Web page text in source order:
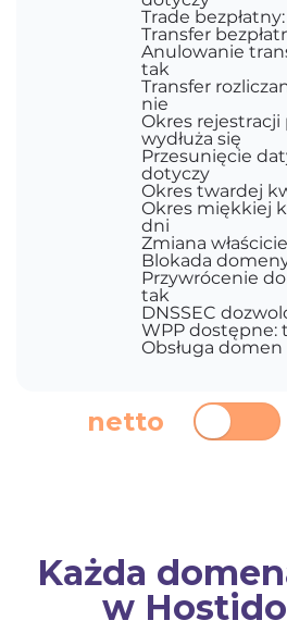
Trade
Transfer
Anulowanie
tak
Transfer
nie
Okres rejestracji
wydłuża się
Przesunięcie
dotyczy
Okres twardej
Okres miękkiej
dni
Zmiana
Blokada
Przywrócenie
tak
DNSSEC
WPP dostępne:
Obsługa
netto
Każda
w